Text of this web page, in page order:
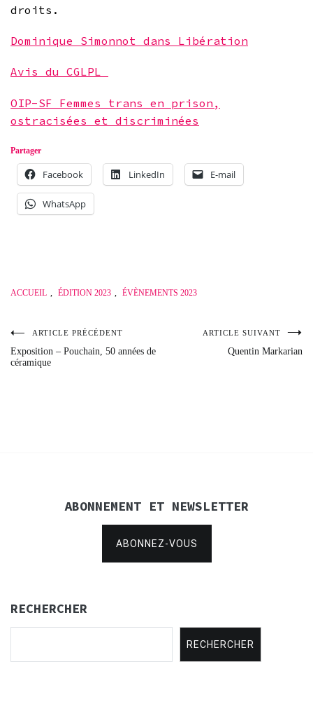
droits.
Dominique Simonnot dans Libération
Avis du CGLPL
OIP-SF Femmes trans en prison,
ostracisées et discriminées
Partager
Facebook LinkedIn E-mail
WhatsApp
ACCUEIL ÉDITION 2023 ÉVÈNEMENTS 2023
Navigation
ARTICLE PRÉCÉDENT
Exposition – Pouchain, 50 années de
céramique
ARTICLE SUIVANT
Quentin Markarian
ABONNEMENT ET NEWSLETTER
ABONNEZ-VOUS
RECHERCHER
RECHERCHER